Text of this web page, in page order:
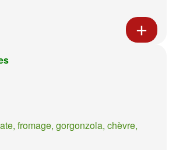
fromage, gorgonzola, chèvre,